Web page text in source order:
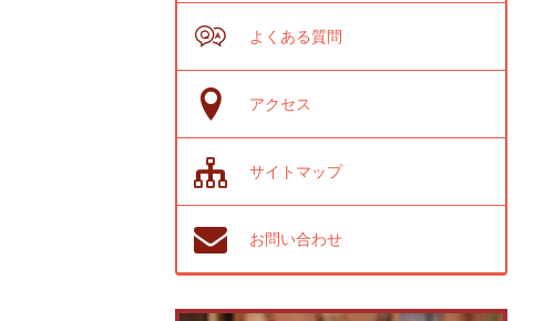
よくある質問
アクセス
サイトマップ
お問い合わせ